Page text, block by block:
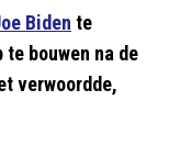
Biden te
bouwen na de
verwoordde,